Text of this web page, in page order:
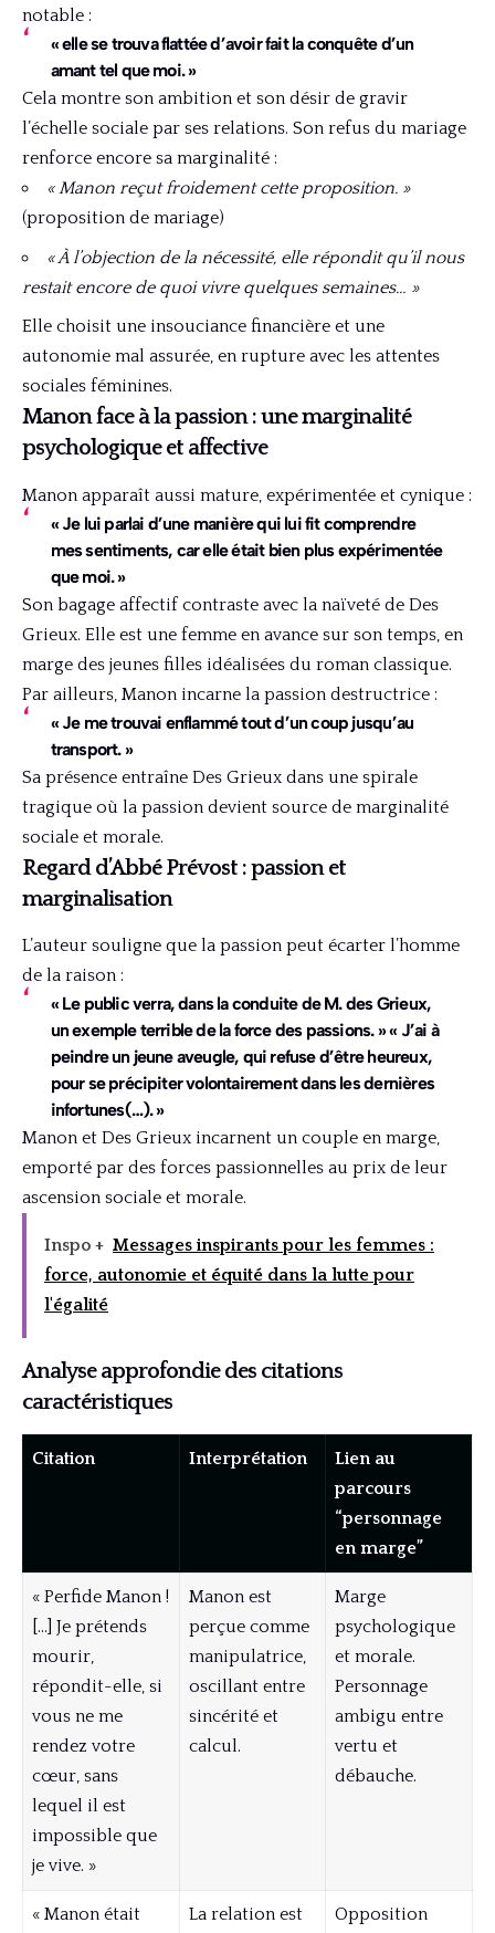
notable :
« elle se trouva flattée d’avoir fait la conquête d’un
amant tel que moi. »
Cela montre son ambition et son désir de gravir
l’échelle sociale par ses relations. Son refus du mariage
renforce encore sa marginalité :
« Manon reçut froidement cette proposition. »
(proposition de mariage)
« À l’objection de la nécessité, elle répondit qu’il nous
restait encore de quoi vivre quelques semaines… »
Elle choisit une insouciance financière et une
autonomie mal assurée, en rupture avec les attentes
sociales féminines.
Manon face à la passion : une marginalité
psychologique et affective
Manon apparaît aussi mature, expérimentée et cynique :
« Je lui parlai d’une manière qui lui fit comprendre
mes sentiments, car elle était bien plus expérimentée
que moi. »
Son bagage affectif contraste avec la naïveté de Des
Grieux. Elle est une femme en avance sur son temps, en
marge des jeunes filles idéalisées du roman classique.
Par ailleurs, Manon incarne la passion destructrice :
« Je me trouvai enflammé tout d’un coup jusqu’au
transport. »
Sa présence entraîne Des Grieux dans une spirale
tragique où la passion devient source de marginalité
sociale et morale.
Regard d’Abbé Prévost : passion et
marginalisation
L’auteur souligne que la passion peut écarter l’homme
de la raison :
« Le public verra, dans la conduite de M. des Grieux,
un exemple terrible de la force des passions. » « J’ai à
peindre un jeune aveugle, qui refuse d’être heureux,
pour se précipiter volontairement dans les dernières
infortunes(…). »
Manon et Des Grieux incarnent un couple en marge,
emporté par des forces passionnelles au prix de leur
ascension sociale et morale.
Inspo + Messages inspirants pour les femmes :
force, autonomie et équité dans la lutte pour
l'égalité
Analyse approfondie des citations
caractéristiques
Citation Interprétation
Lien au
parcours
“personnage
en marge”
« Perfide Manon !
[…] Je prétends
mourir,
répondit-elle, si
vous ne me
rendez votre
cœur, sans
lequel il est
impossible que
je vive. »
Manon est
perçue comme
manipulatrice,
oscillant entre
sincérité et
calcul.
Marge
psychologique
et morale.
Personnage
ambigu entre
vertu et
débauche.
« Manon était
La relation est
Opposition